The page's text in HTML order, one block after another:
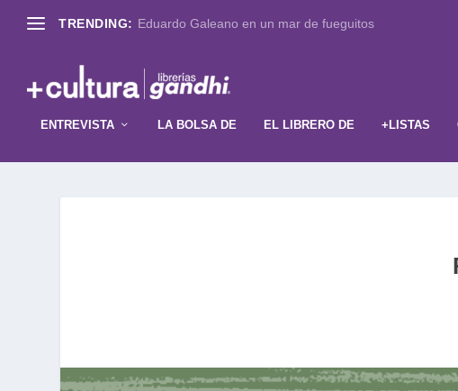
TRENDING: Eduardo Galeano en un mar de fueguitos
ENTREVISTA LA BOLSA DE EL LIBRERO DE +LISTAS